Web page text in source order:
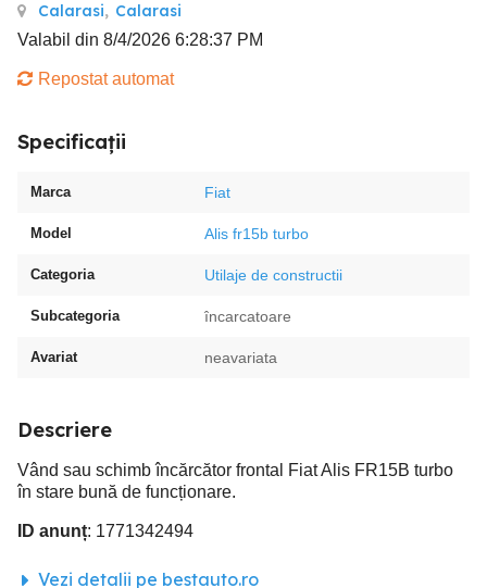
Calarasi, Calarasi
Valabil din 8/4/2026 6:28:37 PM
Repostat automat
Specificații
Marca Fiat
Model Alis fr15b turbo
Categoria Utilaje de constructii
Subcategoria încarcatoare
Avariat neavariata
Descriere
Vând sau schimb încărcător frontal Fiat Alis FR15B turbo
în stare bună de funcționare.
ID anunț: 1771342494
Vezi detalii pe bestauto.ro